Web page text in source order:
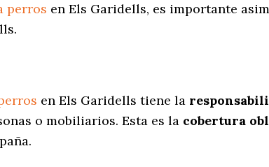
perros en Els Garidells, es importante
en Els Garidells tiene la
o mobiliarios. Esta es la cobertura